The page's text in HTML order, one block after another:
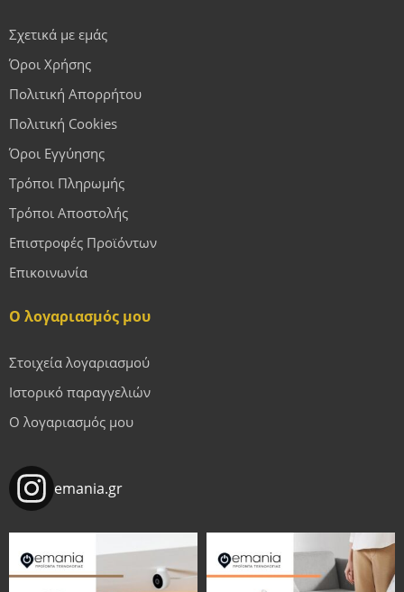
Σχετικά με εμάς
Όροι Χρήσης
Πολιτική Απορρήτου
Πολιτική Cookies
Όροι Εγγύησης
Τρόποι Πληρωμής
Τρόποι Αποστολής
Επιστροφές Προϊόντων
Επικοινωνία
Ο λογαριασμός μου
Στοιχεία λογαριασμού
Ιστορικό παραγγελιών
Ο λογαριασμός μου
emania.gr